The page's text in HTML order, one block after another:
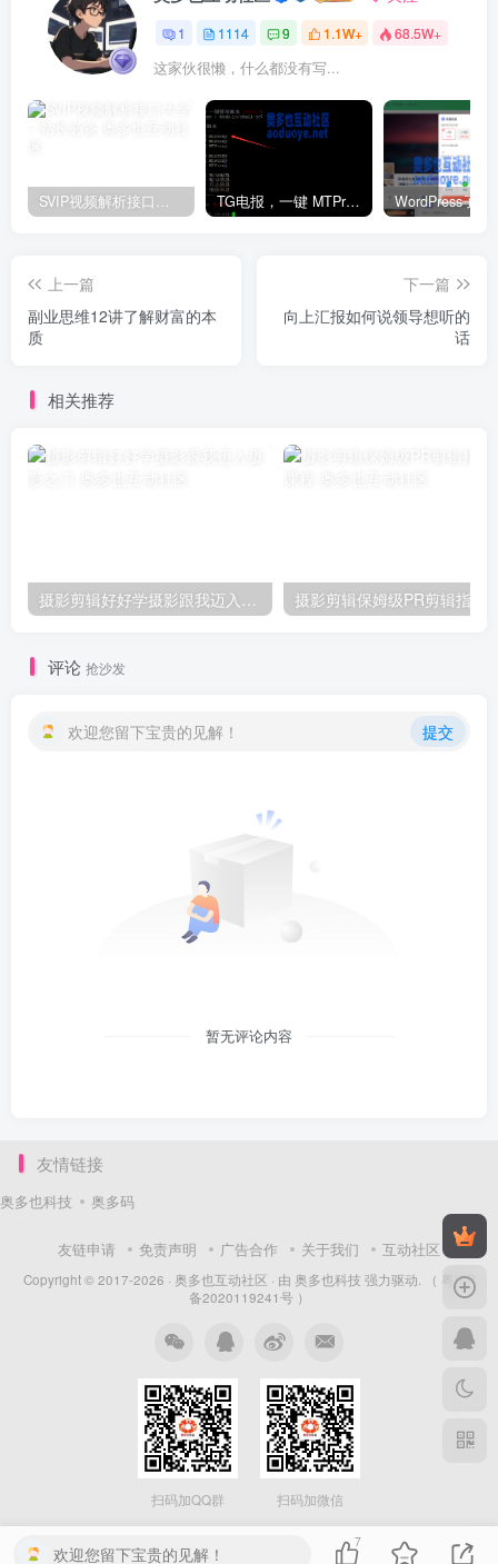
1 1114 9 1.1W+ 68.5W+
这家伙很懒，什么都没有写...
SVIP视频解析接口大全 – 站长必备 TG电报，一键 MTProxy 网络代理工具脚本
上一篇
副业思维12讲了解财富的本
质
下一篇
向上汇报如何说领导想听的
话
相关推荐
评论 抢沙发
欢迎您留下宝贵的见解！ 提交
暂无评论内容
友情链接
奥多也科技 奥多码
友链申请 免责声明 广告合作 关于我们 互动社区
Copyright © 2017-2026 · 奥多也互动社区 · 由 奥多也科技 强力驱动.
（ 粤ICP
备2020119241号 ）
扫码加QQ群 扫码加微信
欢迎您留下宝贵的见解！
7